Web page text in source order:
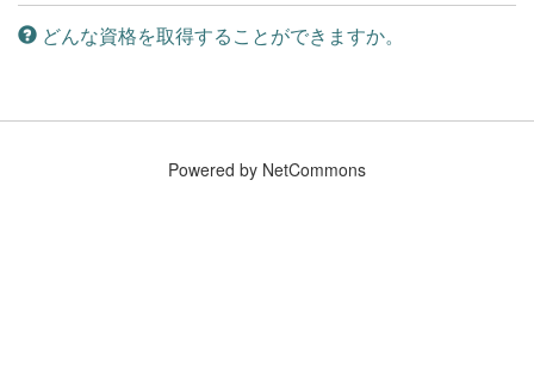
どんな資格を取得することができますか。
Powered by NetCommons